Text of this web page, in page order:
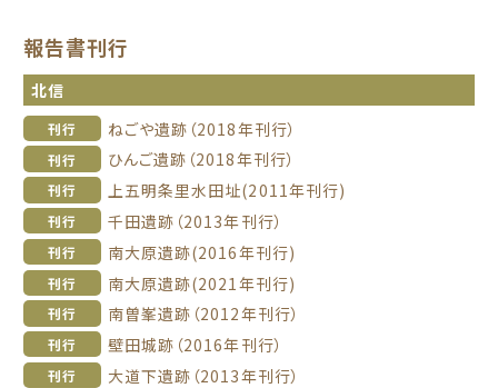
報告書刊行
北信
刊行 ねごや遺跡（2018年刊行）
刊行 ひんご遺跡（2018年刊行）
刊行 上五明条里水田址(2011年刊行)
刊行 千田遺跡（2013年刊行）
刊行 南大原遺跡(2016年刊行)
刊行 南大原遺跡(2021年刊行)
刊行 南曽峯遺跡（2012年刊行）
刊行 壁田城跡（2016年刊行）
刊行 大道下遺跡（2013年刊行）